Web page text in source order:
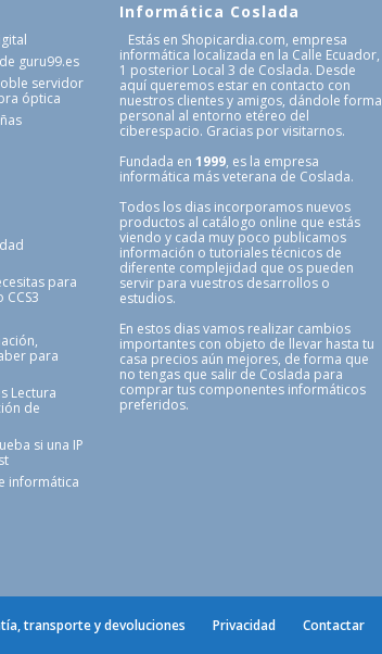
guru99.es
servidor
óptica
para
para
Lectura
de
si una IP
informática
Informática Coslada
Estás en Shopicardia.com, empresa
informática localizada en la Calle Ecuador,
1 posterior Local 3 de Coslada. Desde
aquí queremos estar en contacto con
nuestros clientes y amigos, dándole forma
personal al entorno etéreo del
ciberespacio. Gracias por visitarnos.
Fundada en1999, es la empresa
informática más veterana de Coslada.
Todos los dias incorporamos nuevos
productos al catálogo online que estás
viendo y cada muy poco publicamos
información o tutoriales técnicos de
diferente complejidad que os pueden
servir para vuestros desarrollos o
estudios.
En estos dias vamos realizar cambios
importantes con objeto de llevar hasta tu
casa precios aún mejores, de forma que
no tengas que salir de Coslada para
comprar tus componentes informáticos
preferidos.
transporte y devoluciones Privacidad Contactar